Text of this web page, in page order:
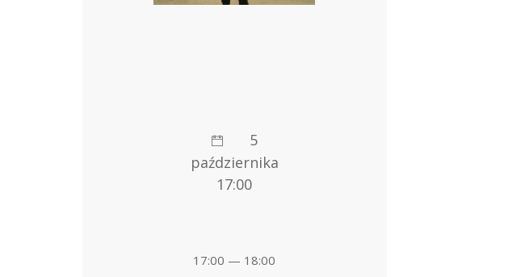
5
października
17:00
17:00 — 18:00